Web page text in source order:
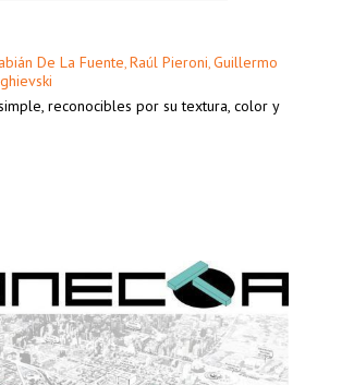
De La Fuente, Raúl Pieroni, Guillermo
reconocibles por su textura, color y